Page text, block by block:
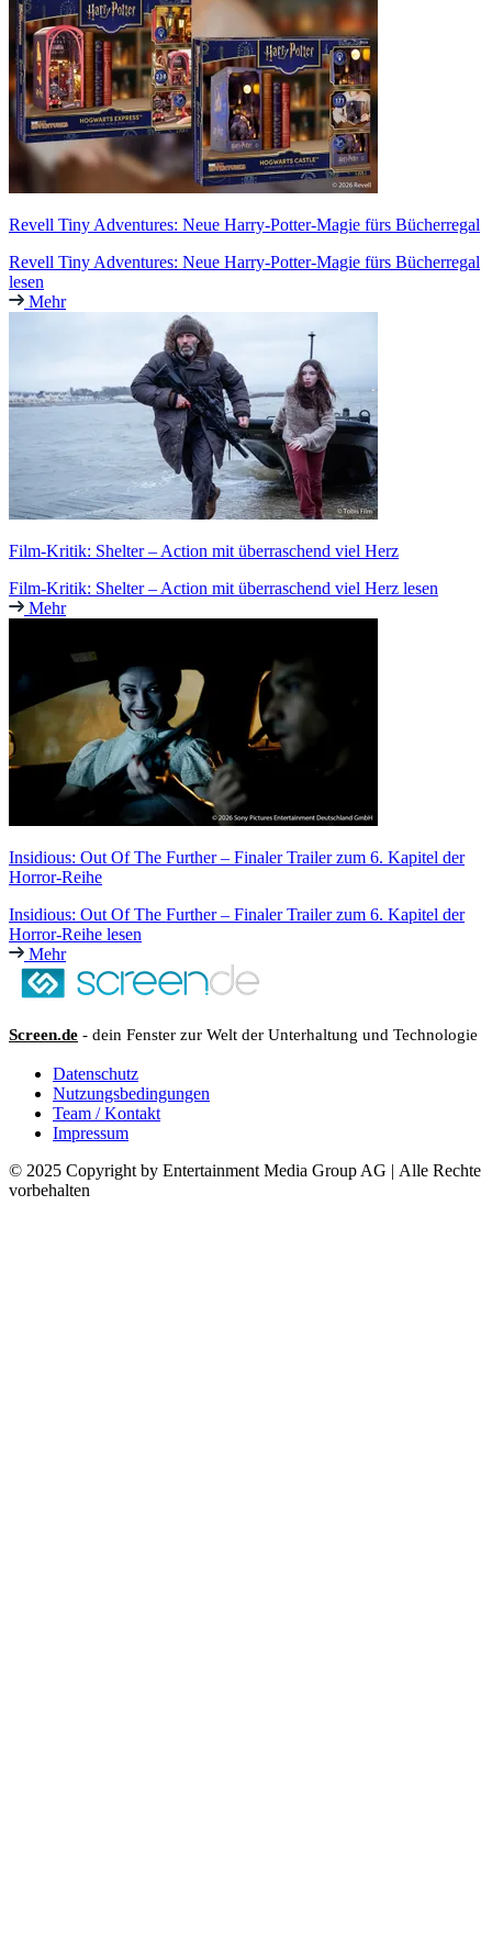
Revell Tiny Adventures: Neue Harry-Potter-Magie fürs Bücherregal
Revell Tiny Adventures: Neue Harry-Potter-Magie fürs Bücherregal
lesen
Mehr
Film-Kritik: Shelter – Action mit überraschend viel Herz
Film-Kritik: Shelter – Action mit überraschend viel Herz lesen
Mehr
Insidious: Out Of The Further – Finaler Trailer zum 6. Kapitel der
Horror-Reihe
Insidious: Out Of The Further – Finaler Trailer zum 6. Kapitel der
Horror-Reihe lesen
Mehr
Screen.de - dein Fenster zur Welt der Unterhaltung und Technologie
Datenschutz
Nutzungsbedingungen
Team / Kontakt
Impressum
© 2025 Copyright by Entertainment Media Group AG | Alle Rechte
vorbehalten